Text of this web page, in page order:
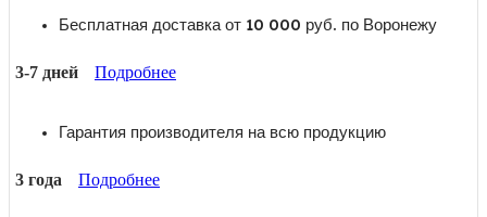
Бесплатная доставка от 10 000 руб. по Воронежу
3-7 дней Подробнее
Гарантия производителя на всю продукцию
3 года Подробнее